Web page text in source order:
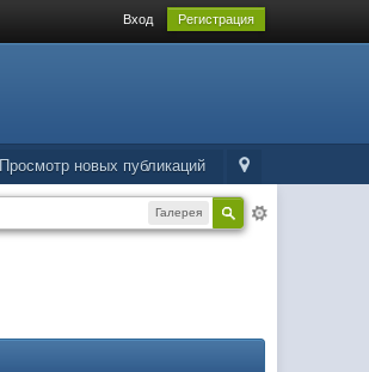
Вход Регистрация
Просмотр новых публикаций
Галерея